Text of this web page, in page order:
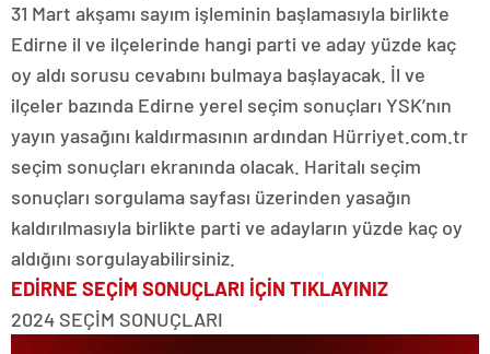
31 Mart akşamı sayım işleminin başlamasıyla birlikte
Edirne il ve ilçelerinde hangi parti ve aday yüzde kaç
oy aldı sorusu cevabını bulmaya başlayacak. İl ve
ilçeler bazında Edirne yerel seçim sonuçları YSK’nın
yayın yasağını kaldırmasının ardından Hürriyet.com.tr
seçim sonuçları ekranında olacak. Haritalı seçim
sonuçları sorgulama sayfası üzerinden yasağın
kaldırılmasıyla birlikte parti ve adayların yüzde kaç oy
aldığını sorgulayabilirsiniz.
EDİRNE SEÇİM SONUÇLARI İÇİN TIKLAYINIZ
2024 SEÇİM SONUÇLARI